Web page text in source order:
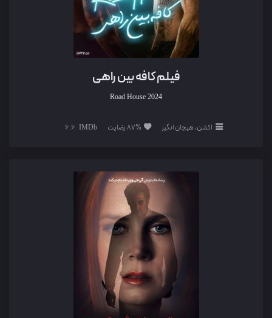
فیلم کافه بین راهی
Road House 2024
اکشن، هیجان انگیز 87% رضایت